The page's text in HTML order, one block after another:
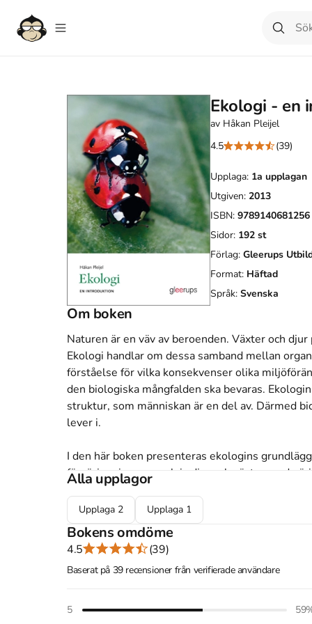
Ekologi - en
av Håkan Pleijel
4.5
(39)
Upplaga: 1a upplagan
Utgiven: 2013
ISBN: 9789140681256
Sidor: 192 st
Förlag: Gleerups
Format: Häftad
Språk: Svenska
Om boken
Naturen är en väv av beroenden. Växter och
Ekologi handlar om dessa samband mellan
förståelse för vilka konsekvenser olika
den biologiska mångfalden ska bevaras.
struktur, som människan är en del av. Därmed
lever i.
I den här boken presenteras ekologins
försörjer sig exempelvis djur och växter med
delar av jordklotet? Och hur påverkar
av olika ämnen?
Boken vänder sig till studenter på högskolenivå
till andra som intresserar sig för natur och
Håkan Pleijel är professor i miljövetenskap vid
Åtkomstkoder och digitalt tilläggsmaterial garanteras
Alla upplagor
Upplaga 2 Upplaga 1
Bokens omdöme
4.5 (39)
Baserat på 39 recensioner från verifierade användare
5 59